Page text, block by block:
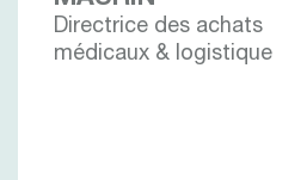
Directrice des achats
médicaux & logistique